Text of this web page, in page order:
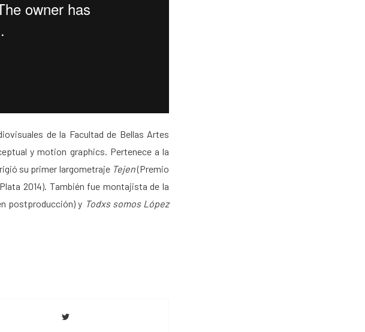
de la Facultad de Bellas Artes
y motion graphics. Pertenece a la
su primer largometraje Tejen(Premio
2014). También fue montajista de la
postproducción) y Todxs somos López